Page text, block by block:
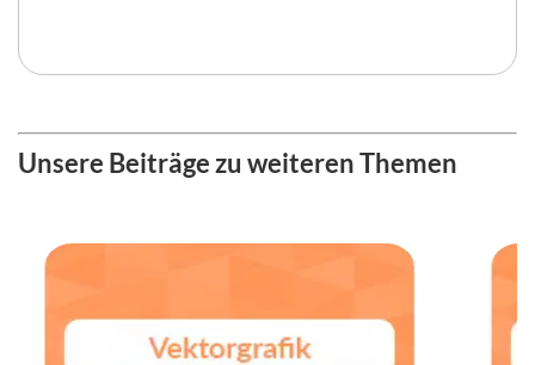
Unsere Beiträge zu weiteren Themen